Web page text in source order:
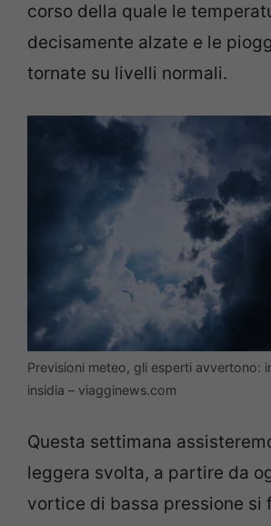
corso della quale le
decisamente alzate e le
tornate su livelli normali.
Previsioni meteo, gli esperti avvertono:
insidia – viagginews.com
Questa settimana
leggera svolta, a partire da
vortice di bassa pressione si